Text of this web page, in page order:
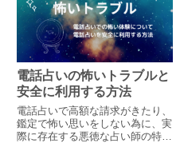
電話占いの怖いトラブルと
安全に利用する方法
電話占いで高額な請求がきたり、
鑑定で怖い思いをしない為に、実
際に存在する悪徳な占い師の特徴